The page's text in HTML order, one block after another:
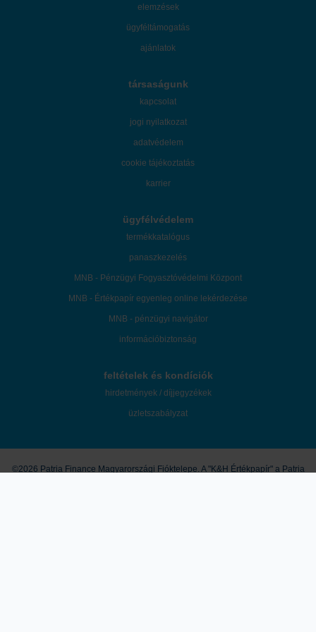
elemzések
ügyféltámogatás
ajánlatok
társaságunk
kapcsolat
jogi nyilatkozat
adatvédelem
cookie tájékoztatás
karrier
ügyfélvédelem
termékkatalógus
panaszkezelés
MNB - Pénzügyi Fogyasztóvédelmi Központ
MNB - Értékpapír egyenleg online lekérdezése
MNB - pénzügyi navigátor
információbiztonság
feltételek és kondíciók
hirdetmények / díjjegyzékek
üzletszabályzat
©2026 Patria Finance Magyarországi Fióktelepe. A "K&H Értékpapír" a Patria